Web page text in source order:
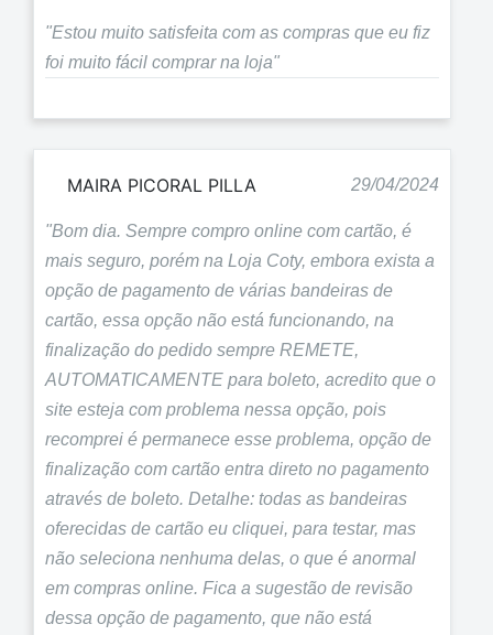
"Estou muito satisfeita com as compras que eu fiz
foi muito fácil comprar na loja"
MAIRA PICORAL PILLA 29/04/2024
"Bom dia. Sempre compro online com cartão, é
mais seguro, porém na Loja Coty, embora exista a
opção de pagamento de várias bandeiras de
cartão, essa opção não está funcionando, na
finalização do pedido sempre REMETE,
AUTOMATICAMENTE para boleto, acredito que o
site esteja com problema nessa opção, pois
recomprei é permanece esse problema, opção de
finalização com cartão entra direto no pagamento
através de boleto. Detalhe: todas as bandeiras
oferecidas de cartão eu cliquei, para testar, mas
não seleciona nenhuma delas, o que é anormal
em compras online. Fica a sugestão de revisão
dessa opção de pagamento, que não está